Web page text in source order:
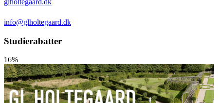
glholtegaard.dk
info@glholtegaard.dk
Studierabatter
16%